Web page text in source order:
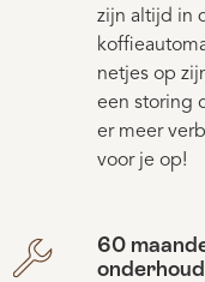
zijn altijd in
netjes op
een storing
er meer
voor je op!
60
onderhoud